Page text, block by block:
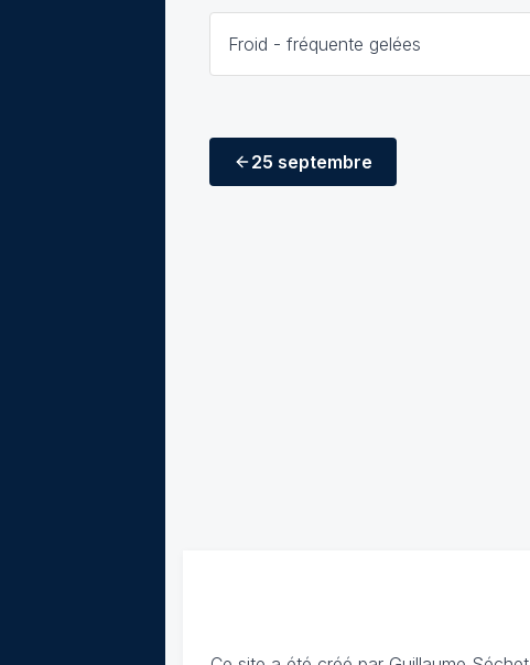
Froid - fréquente gelées
25 septembre